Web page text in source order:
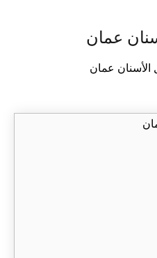
عمان
الأسنان عمان